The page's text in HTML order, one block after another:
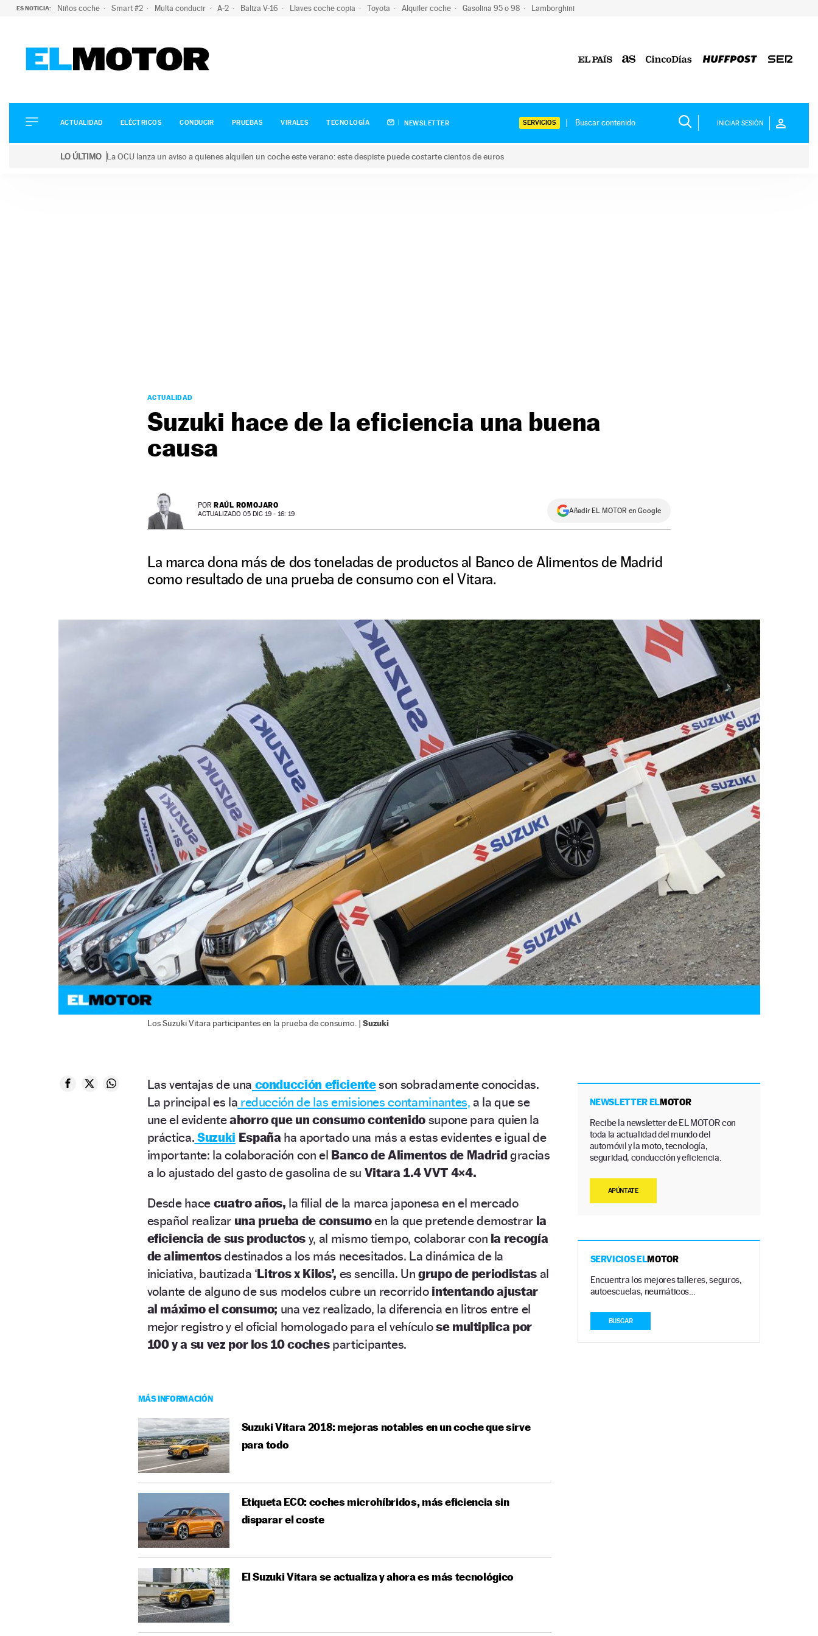
ES NOTICIA: Niños coche Smart #2 Multa conducir A-2 Baliza V-16 Llaves coche copia Toyota Alquiler coche Gasolina 95 o 98 Lamborghini
ELÉCTRICOS
CONDUCIR
ACTUALIDAD ELÉCTRICOS CONDUCIR PRUEBAS VIRALES TECNOLOGÍA NEWSLETTER SERVICIOS INICIAR SESIÓN
LO ÚLTIMO La OCU lanza un aviso a quienes alquilen un coche este verano: este despiste puede costarte cientos de euros
ACTUALIDAD
Suzuki hace de la eficiencia una buena
causa
POR RAÚL ROMOJARO
ACTUALIZADO 05 DIC 19 - 16: 19 Añadir EL MOTOR en Google
La marca dona más de dos toneladas de productos al Banco de Alimentos de Madrid
como resultado de una prueba de consumo con el Vitara.
Los Suzuki Vitara participantes en la prueba de consumo. | Suzuki
Las ventajas de una conducción eficienteson sobradamente conocidas.
La principal es la reducción de las emisiones contaminantes, a la que se
une el evidenteahorro que un consumo contenido supone para quien la
práctica. Suzuki España ha aportado una más a estas evidentes e igual de
importante: la colaboración con el Banco de Alimentos de Madridgracias
a lo ajustado del gasto de gasolina de su Vitara 1.4 VVT 4×4.
Desde hace cuatro años, la filial de la marca japonesa en el mercado
español realizar una prueba de consumoen la que pretende demostrar la
eficiencia de sus productos y, al mismo tiempo, colaborar con la recogía
de alimentosdestinados a los más necesitados. La dinámica de la
iniciativa, bautizada ‘Litros x Kilos’, es sencilla. Un grupo de periodistasal
volante de alguno de sus modelos cubre un recorridointentando ajustar
al máximo el consumo; una vez realizado, la diferencia en litros entre el
mejor registro y el oficial homologado para el vehículose multiplica por
100 y a su vez por los 10 cochesparticipantes.
MÁS INFORMACIÓN
Suzuki Vitara 2018: mejoras notables en un coche que sirve
para todo
Etiqueta ECO: coches microhíbridos, más eficiencia sin
disparar el coste
El Suzuki Vitara se actualiza y ahora es más tecnológico
NEWSLETTER ELMOTOR
Recibe la newsletter de EL MOTOR con
toda la actualidad del mundo del
automóvil y la moto, tecnología,
seguridad, conducción y eficiencia.
APÚNTATE
SERVICIOS ELMOTOR
Encuentra los mejores talleres, seguros,
autoescuelas, neumáticos…
BUSCAR